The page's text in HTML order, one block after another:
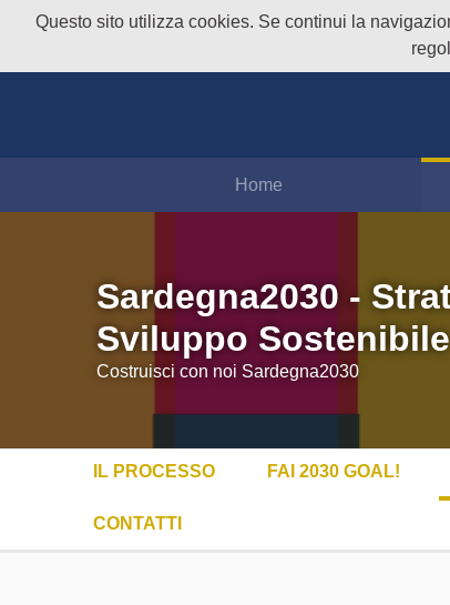
Questo sito utilizza cookies. Se continui la
Home
Sardegna2030 -
Sviluppo Sostenibile
Costruisci con noi Sardegna2030
IL PROCESSO FAI 2030 GOAL!
CONTATTI